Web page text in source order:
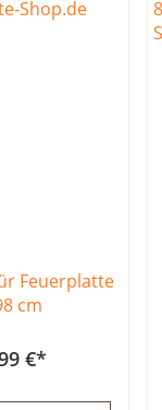
Feuerplatte
cm
€